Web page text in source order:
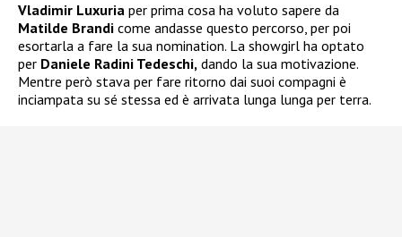
Vladimir Luxuria per prima cosa ha voluto sapere da
Matilde Brandi come andasse questo percorso, per poi
esortarla a fare la sua nomination. La showgirl ha optato
per Daniele Radini Tedeschi, dando la sua motivazione.
Mentre però stava per fare ritorno dai suoi compagni è
inciampata su sé stessa ed è arrivata lunga lunga per terra.